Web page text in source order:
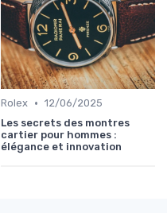
Rolex • 12/06/2025
Les secrets des montres
cartier pour hommes :
élégance et innovation